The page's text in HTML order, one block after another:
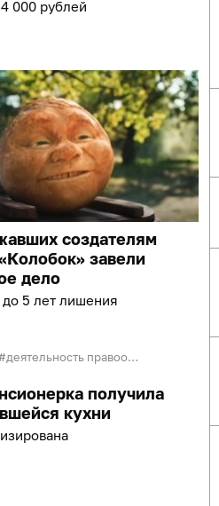
000 рублей
создателям
завели
дело
5 лет лишения
деятельность правоохранительных органов
получила
кухни